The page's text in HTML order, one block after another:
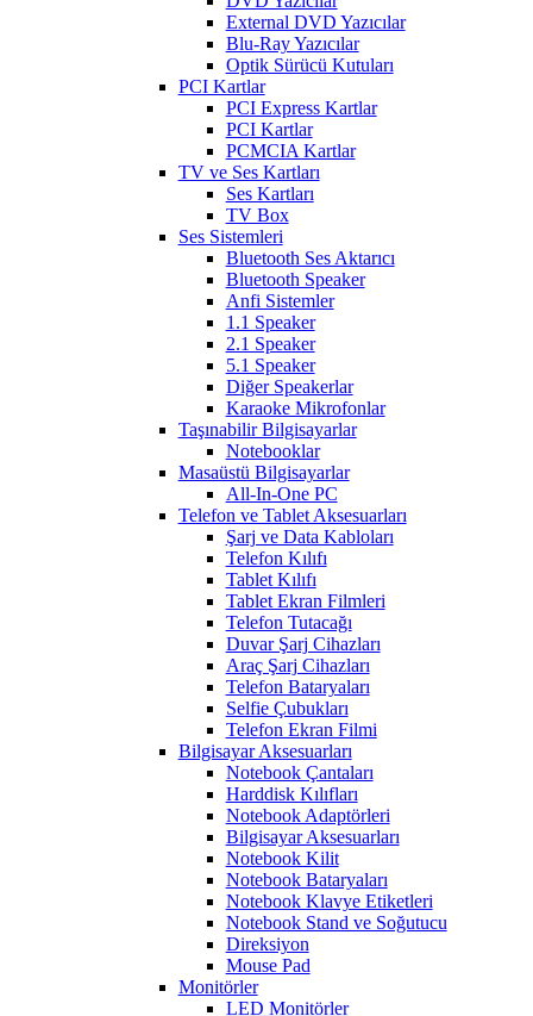
External DVD Yazıcılar
Blu-Ray Yazıcılar
Optik Sürücü Kutuları
PCI Kartlar
PCI Express Kartlar
PCI Kartlar
PCMCIA Kartlar
TV ve Ses Kartları
Ses Kartları
TV Box
Ses Sistemleri
Bluetooth Ses Aktarıcı
Bluetooth Speaker
Anfi Sistemler
1.1 Speaker
2.1 Speaker
5.1 Speaker
Diğer Speakerlar
Karaoke Mikrofonlar
Taşınabilir Bilgisayarlar
Notebooklar
Masaüstü Bilgisayarlar
All-In-One PC
Telefon ve Tablet Aksesuarları
Şarj ve Data Kabloları
Telefon Kılıfı
Tablet Kılıfı
Tablet Ekran Filmleri
Telefon Tutacağı
Duvar Şarj Cihazları
Araç Şarj Cihazları
Telefon Bataryaları
Selfie Çubukları
Telefon Ekran Filmi
Bilgisayar Aksesuarları
Notebook Çantaları
Harddisk Kılıfları
Notebook Adaptörleri
Bilgisayar Aksesuarları
Notebook Kilit
Notebook Bataryaları
Notebook Klavye Etiketleri
Notebook Stand ve Soğutucu
Direksiyon
Mouse Pad
Monitörler
LED Monitörler